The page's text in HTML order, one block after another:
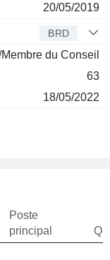
20/05/2019
BRD
du Conseil
63
18/05/2022
Poste
principal